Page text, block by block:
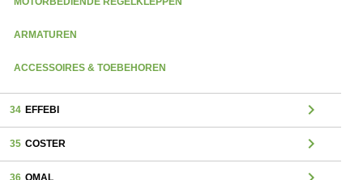
ARMATUREN
ACCESSOIRES & TOEBEHOREN
34 EFFEBI chevron_right
35 COSTER chevron_right
36 OMAL